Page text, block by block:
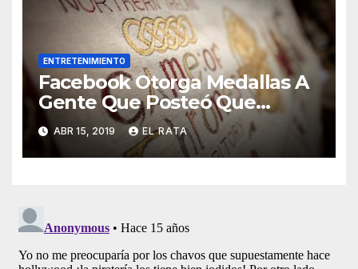
ENTRETENIMIENTO
Facebook Otorga Medallas A
Gente Que Posteó Que
Nunca Ha Visto «Game Of
Thrones»
ABR 15, 2019 EL RATA